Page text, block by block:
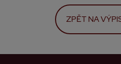
ZPĚT NA